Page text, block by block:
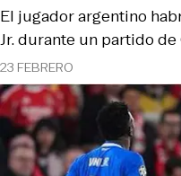
23 FEBRERO
El jugador argentino
Jr. durante un partido